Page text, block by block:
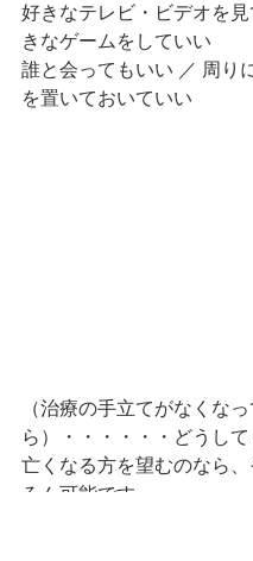
好きなテレビ・ビデオを
きなゲームをしていい
誰と会ってもいい ／ 周り
を置いておいていい
（治療の手立てがなくな
ら）・・・・・・どうし
亡くなる方を望むのなら、
ろん可能です。